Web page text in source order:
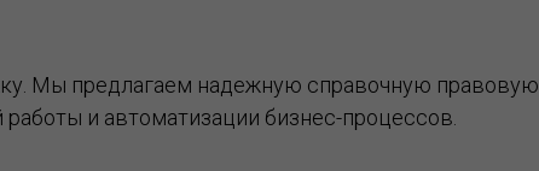
Мы предлагаем надежную справочную правовую
и автоматизации бизнес-процессов.